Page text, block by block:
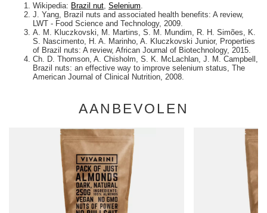
Wikipedia: Brazil nut Selenium
J. Yang, Brazil nuts and associated health benefits: A review,
LWT - Food Science and Technology, 2009.
A. M. Kluczkovski, M. Martins, S. M. Mundim, R. H. Simões, K.
S. Nascimento, H. A. Marinho, A. Kluczkovski Junior, Properties
of Brazil nuts: A review, African Journal of Biotechnology, 2015.
Ch. D. Thomson, A. Chisholm, S. K. McLachlan, J. M. Campbell,
Brazil nuts: an effective way to improve selenium status, The
American Journal of Clinical Nutrition, 2008.
AANBEVOLEN